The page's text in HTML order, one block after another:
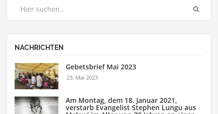
NACHRICHTEN
Gebetsbrief Mai 2023
23. Mai 2023
Am Montag, dem 18. Januar 2021,
verstarb Evangelist Stephen Lungu aus